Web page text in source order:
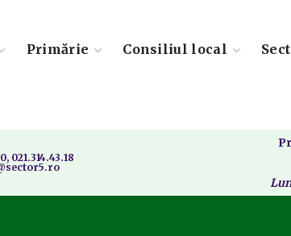
Primărie Consiliul local
021.314.43.18